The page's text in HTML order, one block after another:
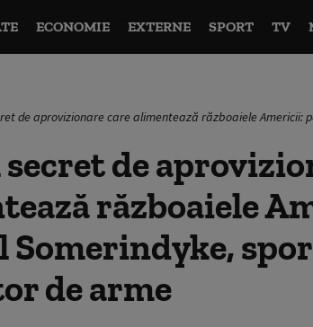
ECONOMIE EXTERNE SPORT TV
de aprovizionare care alimentează războaiele Americii:
de
războaiele
Somerindyke,
de arme